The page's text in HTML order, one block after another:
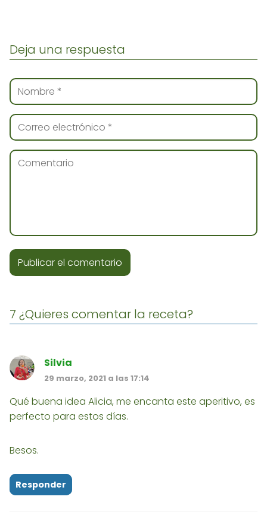
7 ¿Quieres comentar la receta?
Silvia
29 marzo, 2021 a las 17:14
Qué buena idea Alicia, me encanta este aperitivo, es
perfecto para estos días.
Besos.
Responder
Deja una respuesta